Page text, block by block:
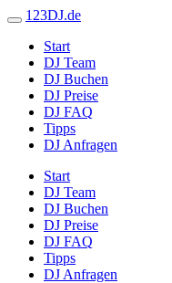
123DJ.de
Start
DJ Team
DJ Buchen
DJ Preise
DJ FAQ
Tipps
DJ Anfragen
Start
DJ Team
DJ Buchen
DJ Preise
DJ FAQ
Tipps
DJ Anfragen